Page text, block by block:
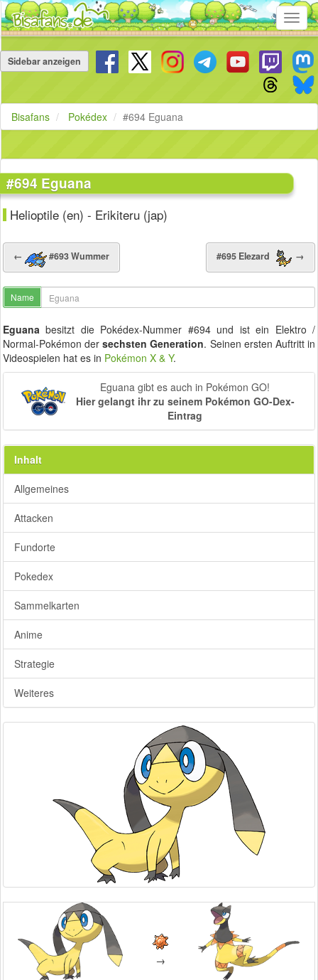
überspringen
Sidebar anzeigen
Bisafans Pokédex #694 Eguana
#694 Eguana
Helioptile (en) - Erikiteru (jap)
← #693 Wummer
Name
#695 Elezard →
Eguana besitzt die Pokédex-Nummer #694 und ist ein Elektro /
Normal-Pokémon dersechsten Generation. Seinen ersten Auftritt in
Videospielen hat es in Pokémon X & Y.
Eguana gibt es auch in Pokémon GO!
Hier gelangt ihr zu seinem Pokémon GO-Dex-
Eintrag
Inhalt
Allgemeines
Attacken
Fundorte
Pokedex
Sammelkarten
Anime
Strategie
Weiteres
→